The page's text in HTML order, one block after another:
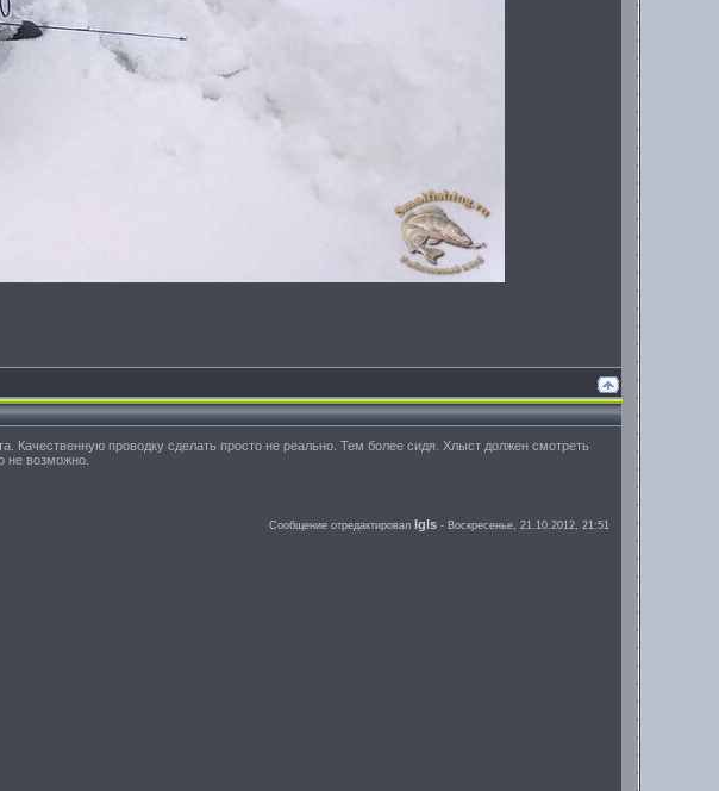
Качественную проводку сделать просто не реально. Тем более сидя. Хлыст должен смотреть
не возможно.
Сообщение отредактировал Igls - Воскресенье, 21.10.2012, 21:51